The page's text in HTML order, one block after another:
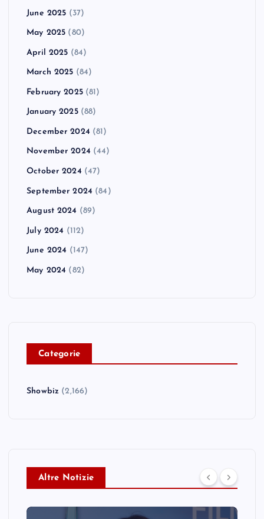
June 2025 (37)
May 2025 (80)
April 2025 (84)
March 2025 (84)
February 2025(81)
January 2025(88)
December 2024 (81)
November 2024 (44)
October 2024 (47)
September 2024 (84)
August 2024 (89)
July 2024 (112)
June 2024 (147)
May 2024 (82)
Categorie
Showbiz (2,166)
Altre Notizie